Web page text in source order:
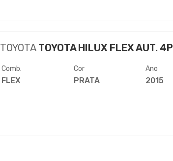
TOYOTATOYOTA HILUX FLEX AUT. 4P
Comb.
FLEX
Cor
PRATA
Ano
2015